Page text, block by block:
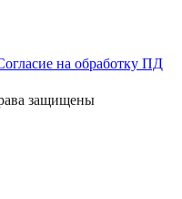
на обработку ПД
защищены